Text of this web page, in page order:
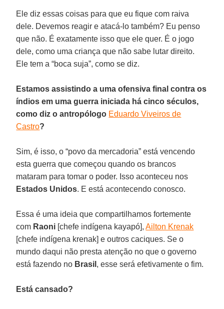
Ele diz essas coisas para que eu fique com raiva
dele. Devemos reagir e atacá-lo também? Eu penso
que não. É exatamente isso que ele quer. É o jogo
dele, como uma criança que não sabe lutar direito.
Ele tem a “boca suja”, como se diz.
Estamos assistindo a uma ofensiva final contra os
índios em uma guerra iniciada há cinco séculos,
como diz o antropólogo Eduardo Viveiros de
Castro?
Sim, é isso, o “povo da mercadoria” está vencendo
esta guerra que começou quando os brancos
mataram para tomar o poder. Isso aconteceu nos
Estados Unidos. E está acontecendo conosco.
Essa é uma ideia que compartilhamos fortemente
com Raoni [chefe indígena kayapó],Ailton Krenak
[chefe indígena krenak] e outros caciques. Se o
mundo daqui não presta atenção no que o governo
está fazendo no Brasil , esse será efetivamente o fim.
Está cansado?